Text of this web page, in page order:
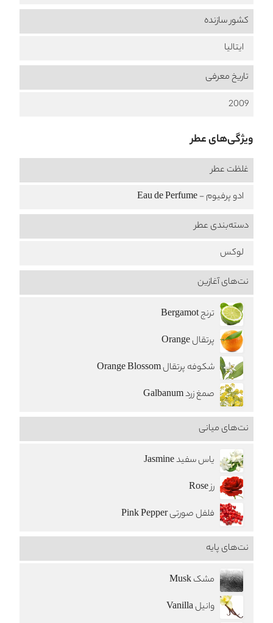
کشور سازنده
ایتالیا
تاریخ معرفی
2009
ویژگی‌های عطر
غلظت عطر
ادو پرفیوم - Eau de Perfume
دسته‌بندی عطر
لوکس
نت‌های آغازین
ترنج Bergamot
پرتقال Orange
شکوفه پرتقال Orange Blossom
صمغ زرد Galbanum
نت‌های میانی
یاس سفید Jasmine
رز Rose
فلفل صورتی Pink Pepper
نت‌های پایه
مشک Musk
وانیل Vanilla